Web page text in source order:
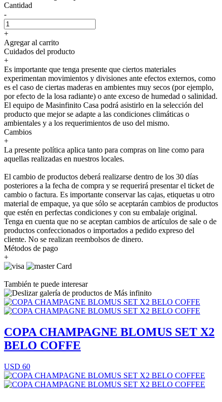
Cantidad
-
+
Agregar al carrito
Cuidados del producto
+
Es importante que tenga presente que ciertos materiales
experimentan movimientos y divisiones ante efectos externos, como
es el caso de ciertas maderas en ambientes muy secos (por ejemplo,
por efecto de la losa radiante) o ante exceso de humedad o salinidad.
El equipo de Masinfinito Casa podrá asistirlo en la selección del
producto que mejor se adapte a las condiciones climáticas o
ambientales y a los requerimientos de uso del mismo.
Cambios
+
La presente política aplica tanto para compras on line como para
aquellas realizadas en nuestros locales.
El cambio de productos deberá realizarse dentro de los 30 días
posteriores a la fecha de compra y se requerirá presentar el ticket de
cambio o factura. Es importante conservar las cajas, etiquetas u otro
material de empaque, ya que sólo se aceptarán cambios de productos
que estén en perfectas condiciones y con su embalaje original.
Tenga en cuenta que no se aceptan cambios de artículos de sale o de
productos confeccionados o importados a pedido expreso del
cliente. No se realizan reembolsos de dinero.
Métodos de pago
+
También te puede interesar
COPA CHAMPAGNE BLOMUS SET X2
BELO COFFE
USD 60